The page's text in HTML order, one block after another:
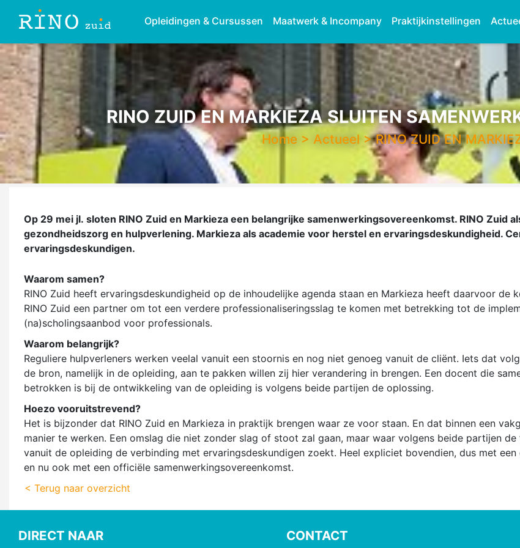
Opleidingen & Cursussen Maatwerk & Incompany Praktijkinstellingen
RINO ZUID EN MARKIEZA SLUITEN
Home> Actueel >RINO ZUID EN
Op 29 mei jl. sloten RINO Zuid en Markieza een belangrijke samenwerkingsovereenkomst. RINO Zuid
gezondheidszorg en hulpverlening. Markieza als academie voor herstel en ervaringsdeskundigheid.
ervaringsdeskundigen.
Waarom samen?
RINO Zuid heeft ervaringsdeskundigheid op de inhoudelijke agenda staan en Markieza heeft daarvoor
RINO Zuid een partner om tot een verdere professionaliseringsslag te komen met betrekking tot de
(na)scholingsaanbod voor professionals.
Waarom belangrijk?
Reguliere hulpverleners werken veelal vanuit een stoornis en nog niet genoeg vanuit de cliënt. Iets dat
de bron, namelijk in de opleiding, aan te pakken willen zij hier verandering in brengen. Een docent die
betrokken is bij de ontwikkeling van de opleiding is volgens beide partijen de oplossing.
Hoezo vooruitstrevend?
Het is bijzonder dat RINO Zuid en Markieza in praktijk brengen waar ze voor staan. En dat binnen een
manier te werken. Een omslag die niet zonder slag of stoot zal gaan, maar waar volgens beide partijen
vanuit de opleiding de verbinding met ervaringsdeskundigen zoekt. Heel expliciet bovendien, dus met
en nu ook met een officiële samenwerkingsovereenkomst.
< Terug naar overzicht
DIRECT NAAR CONTACT